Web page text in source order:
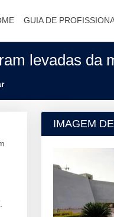
GUIA DE
levadas da
IMAGEM